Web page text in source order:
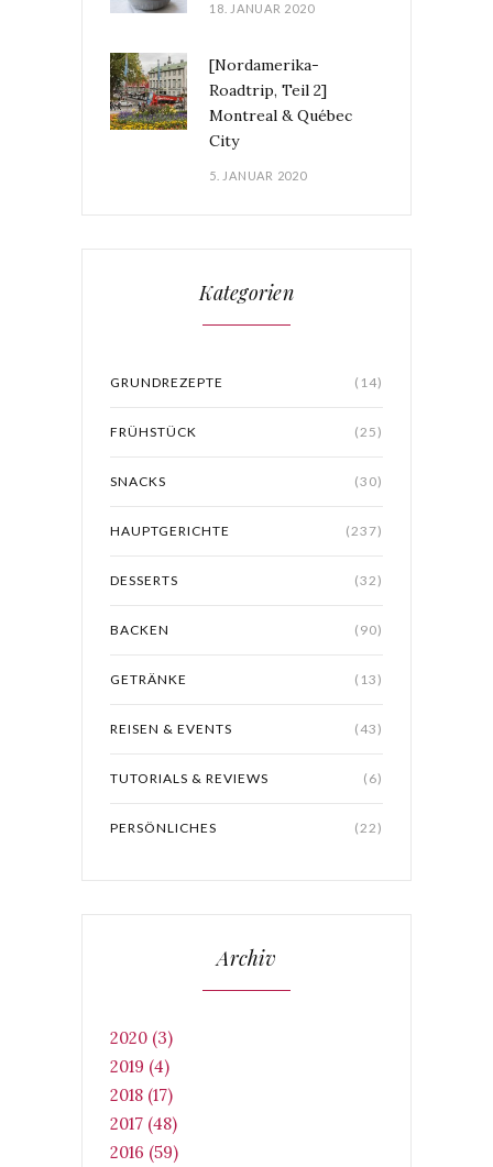
18. JANUAR 2020
[Nordamerika-
Roadtrip, Teil 2]
Montreal & Québec
City
5. JANUAR 2020
Kategorien
GRUNDREZEPTE (14)
FRÜHSTÜCK (25)
SNACKS (30)
HAUPTGERICHTE (237)
DESSERTS (32)
BACKEN (90)
GETRÄNKE (13)
REISEN & EVENTS (43)
TUTORIALS & REVIEWS (6)
PERSÖNLICHES (22)
Archiv
2020 (3)
2019 (4)
2018 (17)
2017 (48)
2016 (59)